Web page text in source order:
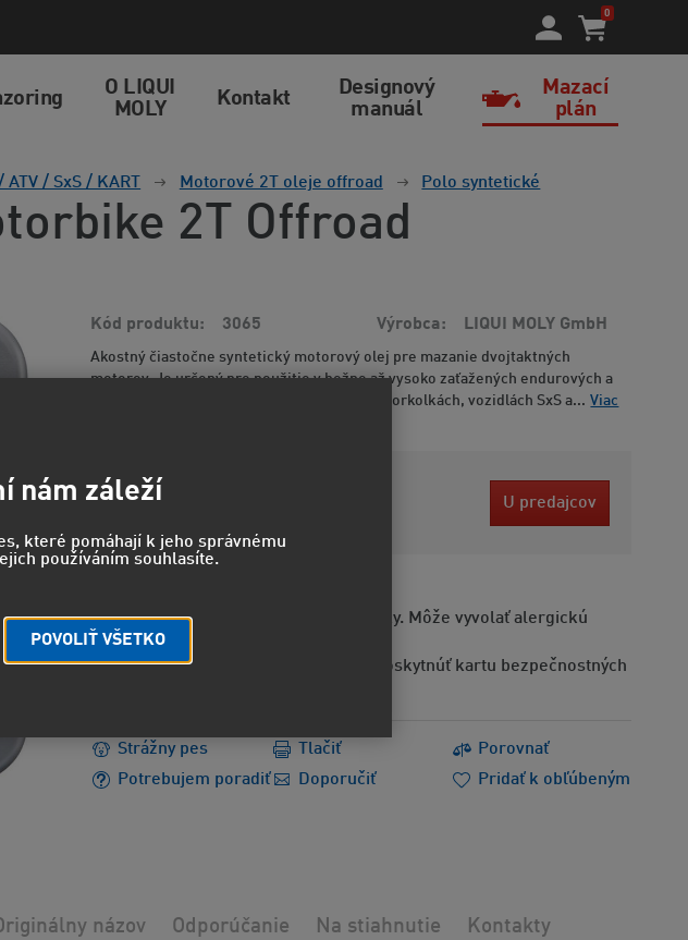
0
O LIQUI
MOLY
Kontakt
Designový
manuál
Mazací
plán
ATV / SxS / KART Motorové 2T oleje offroad Polo syntetické
2T Offroad
Kód produktu 3065 Výrobca LIQUI MOLY GmbH
Akostný čiastočne syntetický motorový olej pre mazanie dvojtaktných
motorov. Je určený pre použitie v bežne až vysoko zaťažených endurových a
motokrosových motocykloch, a taktiež v štvorkolkách, vozidlách SxS a... Viac
16,68 EUR U predajcov
EUH208 - Obsahuje alergénne látky. Môže vyvolať alergickú
reakciu.
EUH210 - Na požiadanie možno poskytnúť kartu bezpečnostných
Strážny pes
Porovnať
Potrebujem poradiť
Doporučiť
Tlačiť
Pridať k obľúbeným
názov Odporúčanie Na stiahnutie Kontakty
nám záleží
které pomáhají k jeho správnému
používáním souhlasíte.
POVOLIŤ VŠETKO